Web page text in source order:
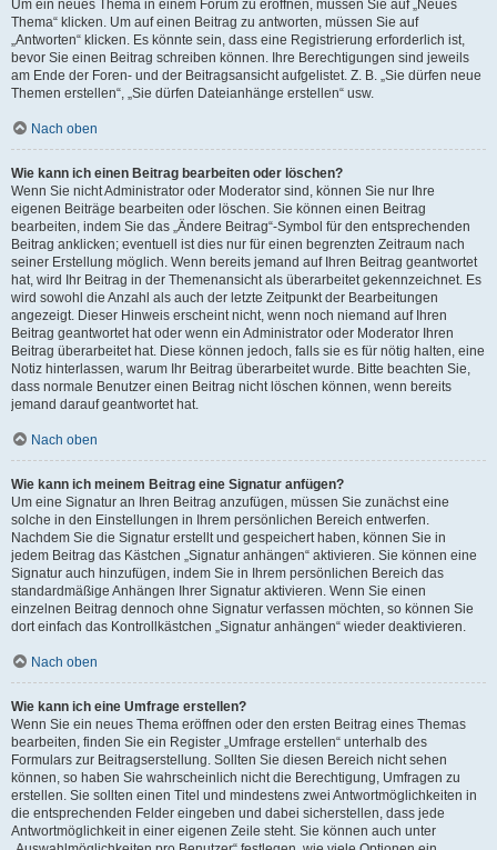
Um ein neues Thema in einem Forum zu eröffnen, müssen Sie auf „Neues
Thema“ klicken. Um auf einen Beitrag zu antworten, müssen Sie auf
„Antworten“ klicken. Es könnte sein, dass eine Registrierung erforderlich ist,
bevor Sie einen Beitrag schreiben können. Ihre Berechtigungen sind jeweils
am Ende der Foren- und der Beitragsansicht aufgelistet. Z. B. „Sie dürfen neue
Themen erstellen“, „Sie dürfen Dateianhänge erstellen“ usw.
Nach oben
Wie kann ich einen Beitrag bearbeiten oder löschen?
Wenn Sie nicht Administrator oder Moderator sind, können Sie nur Ihre
eigenen Beiträge bearbeiten oder löschen. Sie können einen Beitrag
bearbeiten, indem Sie das „Ändere Beitrag“-Symbol für den entsprechenden
Beitrag anklicken; eventuell ist dies nur für einen begrenzten Zeitraum nach
seiner Erstellung möglich. Wenn bereits jemand auf Ihren Beitrag geantwortet
hat, wird Ihr Beitrag in der Themenansicht als überarbeitet gekennzeichnet. Es
wird sowohl die Anzahl als auch der letzte Zeitpunkt der Bearbeitungen
angezeigt. Dieser Hinweis erscheint nicht, wenn noch niemand auf Ihren
Beitrag geantwortet hat oder wenn ein Administrator oder Moderator Ihren
Beitrag überarbeitet hat. Diese können jedoch, falls sie es für nötig halten, eine
Notiz hinterlassen, warum Ihr Beitrag überarbeitet wurde. Bitte beachten Sie,
dass normale Benutzer einen Beitrag nicht löschen können, wenn bereits
jemand darauf geantwortet hat.
Nach oben
Wie kann ich meinem Beitrag eine Signatur anfügen?
Um eine Signatur an Ihren Beitrag anzufügen, müssen Sie zunächst eine
solche in den Einstellungen in Ihrem persönlichen Bereich entwerfen.
Nachdem Sie die Signatur erstellt und gespeichert haben, können Sie in
jedem Beitrag das Kästchen „Signatur anhängen“ aktivieren. Sie können eine
Signatur auch hinzufügen, indem Sie in Ihrem persönlichen Bereich das
standardmäßige Anhängen Ihrer Signatur aktivieren. Wenn Sie einen
einzelnen Beitrag dennoch ohne Signatur verfassen möchten, so können Sie
dort einfach das Kontrollkästchen „Signatur anhängen“ wieder deaktivieren.
Nach oben
Wie kann ich eine Umfrage erstellen?
Wenn Sie ein neues Thema eröffnen oder den ersten Beitrag eines Themas
bearbeiten, finden Sie ein Register „Umfrage erstellen“ unterhalb des
Formulars zur Beitragserstellung. Sollten Sie diesen Bereich nicht sehen
können, so haben Sie wahrscheinlich nicht die Berechtigung, Umfragen zu
erstellen. Sie sollten einen Titel und mindestens zwei Antwortmöglichkeiten in
die entsprechenden Felder eingeben und dabei sicherstellen, dass jede
Antwortmöglichkeit in einer eigenen Zeile steht. Sie können auch unter